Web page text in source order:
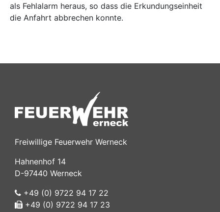
als Fehlalarm heraus, so dass die Erkundungseinheit
die Anfahrt abbrechen konnte.
Freiwillige Feuerwehr Werneck
Hahnenhof 14
D-97440 Werneck
+49 (0) 9722 94 17 22
+49 (0) 9722 94 17 23